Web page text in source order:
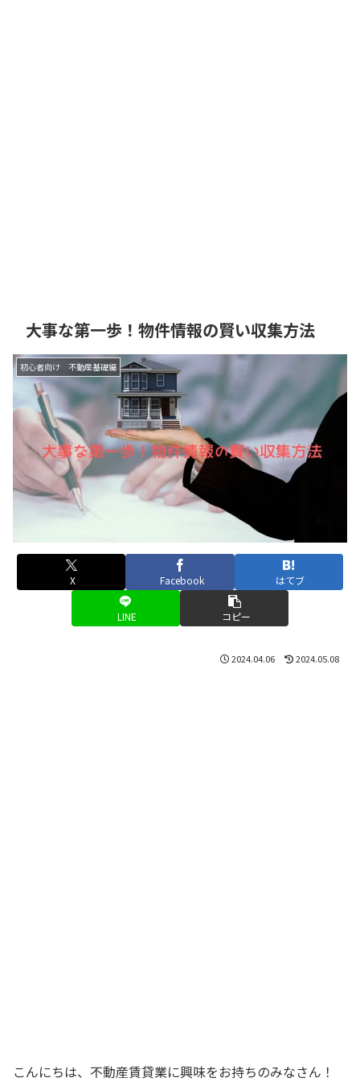
大事な第一歩！物件情報の賢い収集方法
初心者向け 不動産基礎編
X Facebook はてブ
LINE コピー
2024.04.06 2024.05.08
こんにちは、不動産賃貸業に興味をお持ちのみなさん！